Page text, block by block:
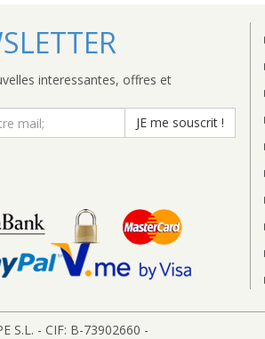
interessantes, offres et
JE me souscrit !
S.L. - CIF: B-73902660 -